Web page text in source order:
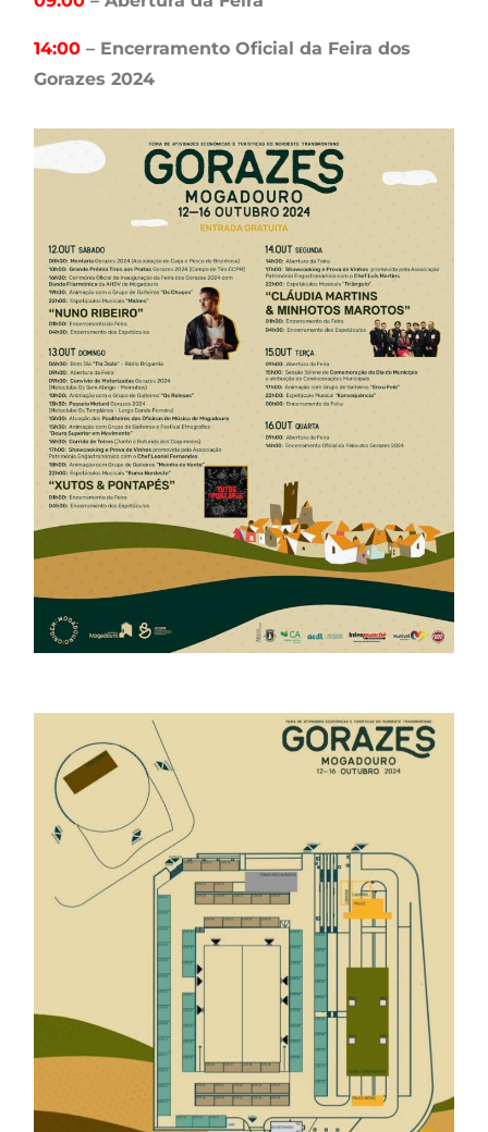
14:00 – Encerramento Oficial da Feira dos
Gorazes 2024